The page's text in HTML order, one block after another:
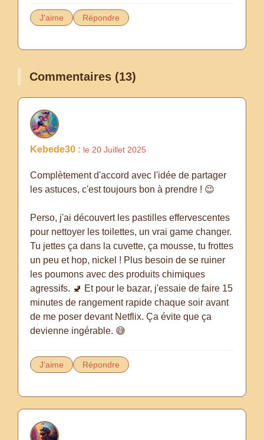
J'aime Répondre
Commentaires (13)
Kebede30 : le 20 Juillet 2025
Complètement d'accord avec l'idée de partager
les astuces, c'est toujours bon à prendre ! 😉
Perso, j'ai découvert les pastilles effervescentes
pour nettoyer les toilettes, un vrai game changer.
Tu jettes ça dans la cuvette, ça mousse, tu frottes
un peu et hop, nickel ! Plus besoin de se ruiner
les poumons avec des produits chimiques
agressifs. 🚽 Et pour le bazar, j'essaie de faire 15
minutes de rangement rapide chaque soir avant
de me poser devant Netflix. Ça évite que ça
devienne ingérable. 😅
J'aime Répondre